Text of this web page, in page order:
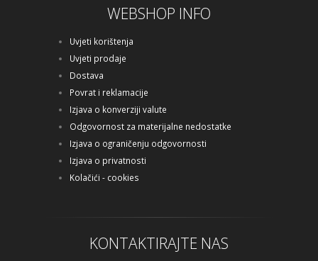
WEBSHOP INFO
Uvjeti korištenja
Uvjeti prodaje
Dostava
Povrat i reklamacije
Izjava o konverziji valute
Odgovornost za materijalne nedostatke
Izjava o ograničenju odgovornosti
Izjava o privatnosti
Kolačići - cookies
KONTAKTIRAJTE NAS